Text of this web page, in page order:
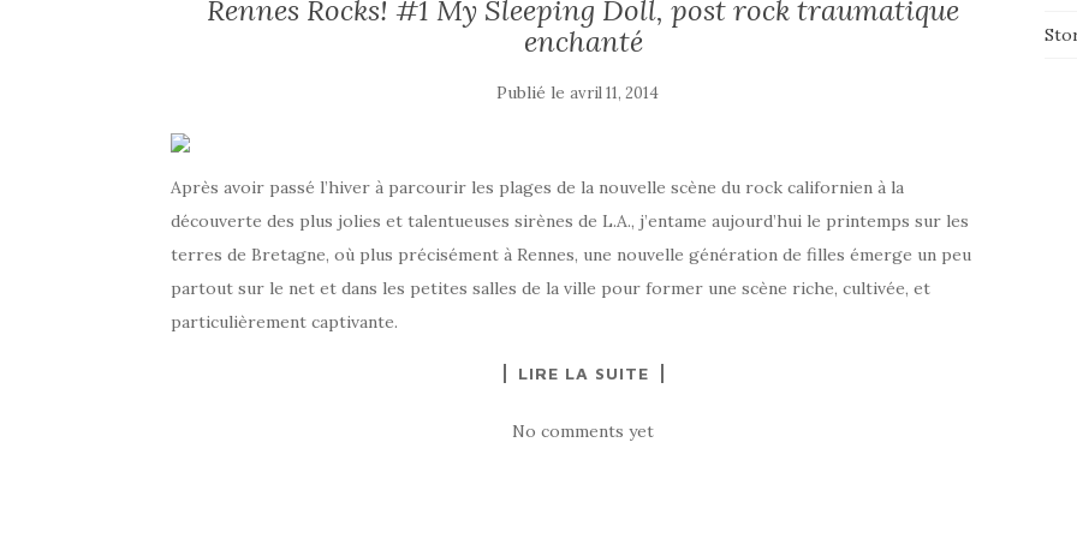
Rennes Rocks! #1 My Sleeping Doll, post rock traumatique
enchanté
Publié le avril 11, 2014
Après avoir passé l’hiver à parcourir les plages de la nouvelle scène du rock californien à la
découverte des plus jolies et talentueuses sirènes de L.A., j’entame aujourd’hui le printemps sur les
terres de Bretagne, où plus précisément à Rennes, une nouvelle génération de filles émerge un peu
partout sur le net et dans les petites salles de la ville pour former une scène riche, cultivée, et
particulièrement captivante.
LIRE LA SUITE
No comments yet